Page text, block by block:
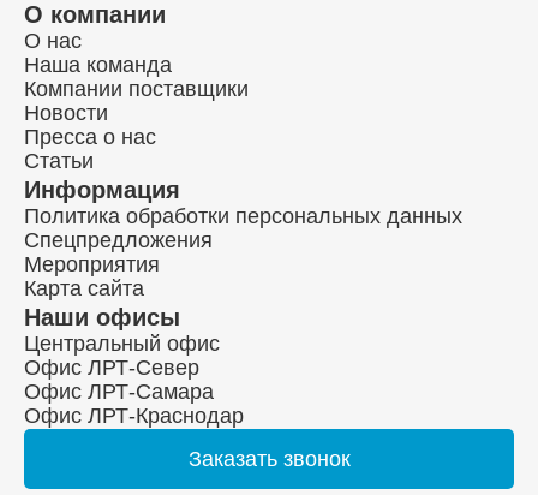
Информация
Политика обработки персональных данных
Спецпредложения
Мероприятия
Карта сайта
О компании
О нас
Наша команда
Компании поставщики
Новости
Пресса о нас
Статьи
Наши офисы
Центральный офис
Офис ЛРТ-Север
Офис ЛРТ-Самара
Офис ЛРТ-Краснодар
Заказать звонок